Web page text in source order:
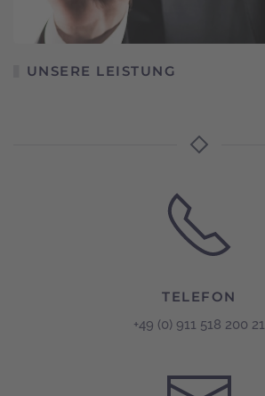
UNSERE LEISTUNG
TELEFON
+49 (0) 911 518 200 21